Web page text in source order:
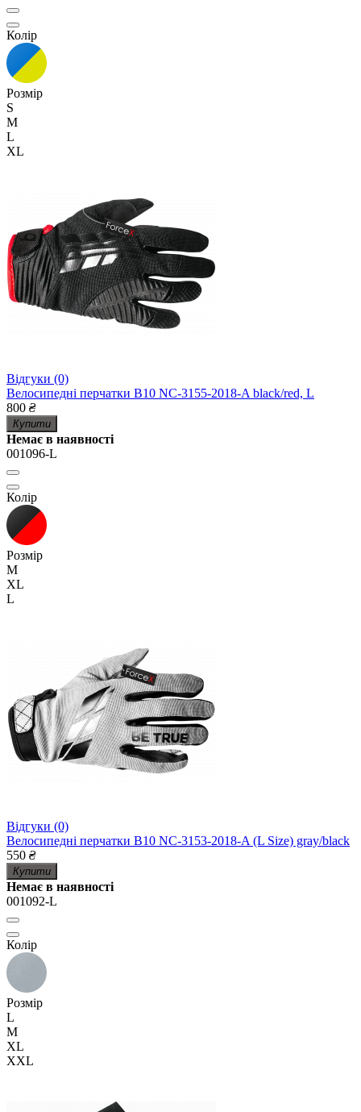
Колір
Розмір
S
M
L
XL
Відгуки (0)
Велосипедні перчатки B10 NC-3155-2018-A black/red, L
800 ₴
Купити
Немає в наявності
001096-L
Колір
Розмір
M
XL
L
Відгуки (0)
Велосипедні перчатки B10 NC-3153-2018-A (L Size) gray/black
550 ₴
Купити
Немає в наявності
001092-L
Колір
Розмір
L
M
XL
XXL